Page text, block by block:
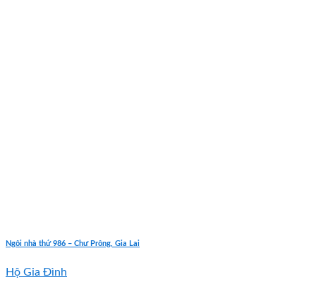
Ngôi nhà thứ 986 – Chư Prông, Gia Lai
Hộ Gia Đình